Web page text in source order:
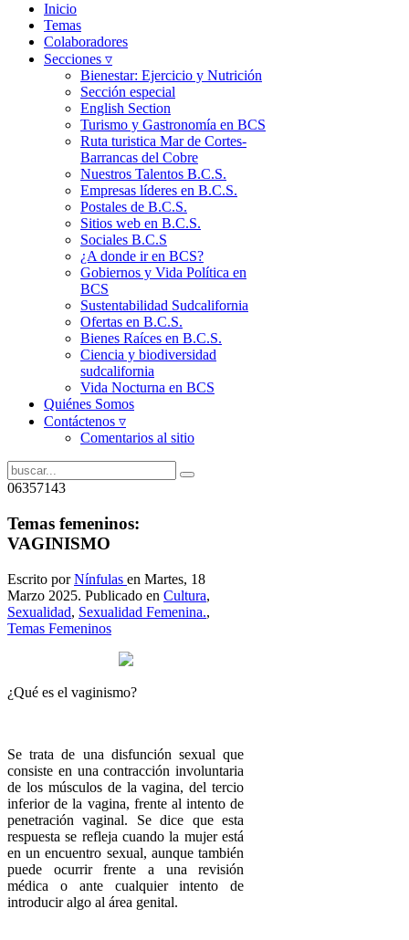
Inicio
Temas
Colaboradores
Secciones ▿
Bienestar: Ejercicio y Nutrición
Sección especial
English Section
Turismo y Gastronomía en BCS
Ruta turistica Mar de Cortes-
Barrancas del Cobre
Nuestros Talentos B.C.S.
Empresas líderes en B.C.S.
Postales de B.C.S.
Sitios web en B.C.S.
Sociales B.C.S
¿A donde ir en BCS?
Gobiernos y Vida Política en
BCS
Sustentabilidad Sudcalifornia
Ofertas en B.C.S.
Bienes Raíces en B.C.S.
Ciencia y biodiversidad
sudcalifornia
Vida Nocturna en BCS
Quiénes Somos
Contáctenos ▿
Comentarios al sitio
06357143
Temas femeninos:
VAGINISMO
Escrito porNínfulas en Martes, 18
Marzo 2025. Publicado en Cultura,
Sexualidad, Sexualidad Femenina.,
Temas Femeninos
¿Qué es el vaginismo?
Se trata de una disfunción sexual que
consiste en una contracción involuntaria
de los músculos de la vagina, del tercio
inferior de la vagina, frente al intento de
penetración vaginal. Se dice que esta
respuesta se refleja cuando la mujer está
en un encuentro sexual, aunque también
puede ocurrir frente a una revisión
médica o ante cualquier intento de
introducir algo al área genital.